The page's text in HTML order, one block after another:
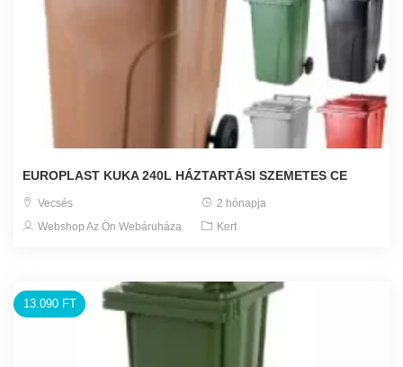
EUROPLAST KUKA 240L HÁZTARTÁSI SZEMETES CE
Vecsés
2 hónapja
Webshop Az Ön Webáruháza
Kert
13.090 FT